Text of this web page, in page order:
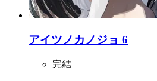
アイツノカノジョ 6
完結